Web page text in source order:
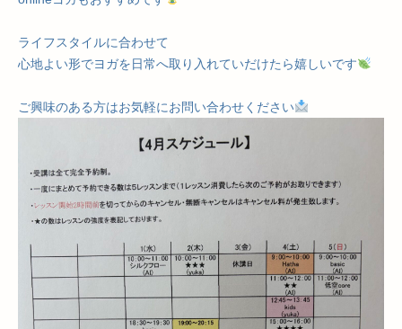
ライフスタイルに合わせて
心地よい形でヨガを日常へ取り入れていだけたら嬉しいです
ご興味のある方はお気軽にお問い合わせください